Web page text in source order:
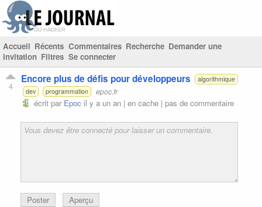
Accueil Récents Commentaires Recherche Demander une
invitation Filtres Se connecter
4
Encore plus de défis pour développeurs
algorithmique
dev
programmation epoc.fr
écrit par Epoc il y a un an | en cache | pas de commentaire
Poster Aperçu